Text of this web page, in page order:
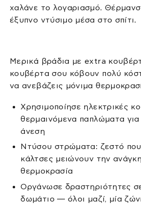
χαλάνε το λογαριασμό.
έξυπνο ντύσιμο μέσα στο σπίτι.
Μερικά βράδια με extra
κουβέρτα σου κόβουν πολύ
να ανεβάζεις μόνιμα
Χρησιμοποίησε ηλεκτρικές
θερμαινόμενα παπλώματα για
άνεση
Ντύσου στρώματα: ζεστό
κάλτσες μειώνουν την
θερμοκρασία
Οργάνωσε δραστηριότητες
δωμάτιο — όλοι μαζί, μία